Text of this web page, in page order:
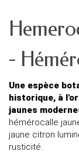
-
Une espèce
historique, à
jaunes
hémérocalle
jaune citron
rusticité.